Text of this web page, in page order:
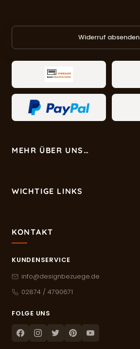
Widerruf absenden
MEHR ÜBER UNS…
WICHTIGE LINKS
KONTAKT
KUNDENSERVICE
info@designbezuege.de
02874 / 4790671
FOLGE UNS
FacebookInstagram
TwitterPinterestYoutube